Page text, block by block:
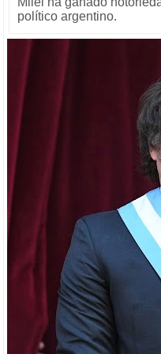
político argentino.